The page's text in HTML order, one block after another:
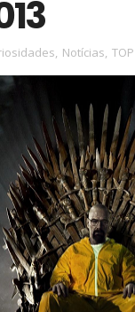
, Notícias,